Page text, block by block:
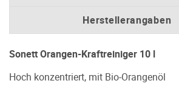
Herstellerangaben
Sonett Orangen-Kraftreiniger 10 l
Hoch konzentriert, mit Bio-Orangenöl